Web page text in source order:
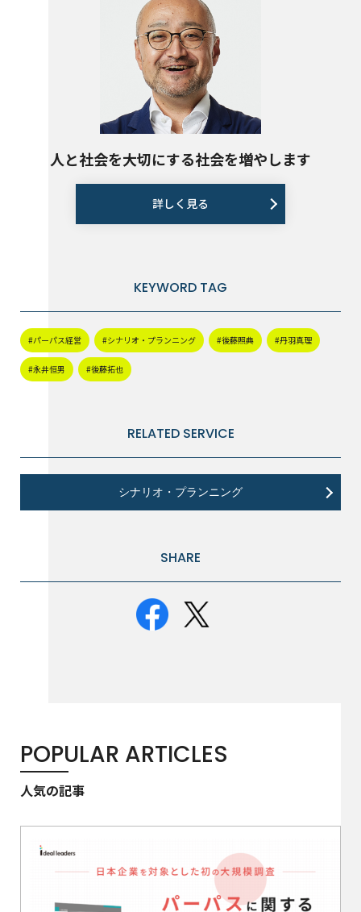
人と社会を大切にする社会を増やします
詳しく見る
KEYWORD TAG
#パーパス経営 #シナリオ・プランニング #後藤照典 #丹羽真理
#永井恒男 #後藤拓也
RELATED SERVICE
シナリオ・プランニング
SHARE
POPULAR ARTICLES
人気の記事